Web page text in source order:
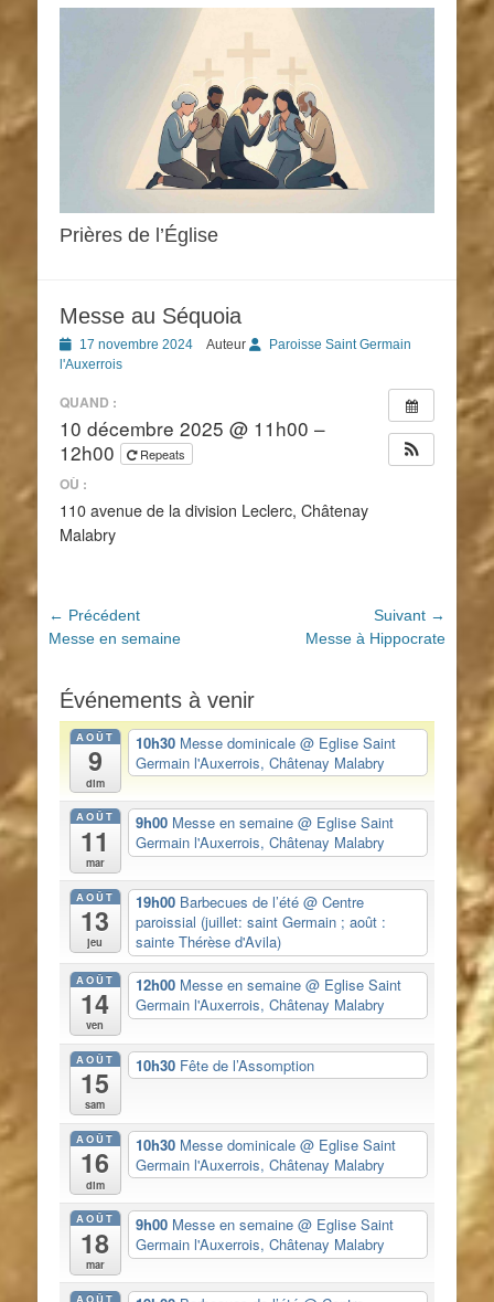
Prières de l’Église
Messe au Séquoia
Posted
on
17 novembre 2024 Auteur
Paroisse Saint Germain
l'Auxerrois
QUAND :
10 décembre 2025 @ 11h00 –
12h00
Repeats
OÙ :
110 avenue de la division Leclerc, Châtenay
Malabry
Navigation
de
← Précédent
Article
Messe en semaine
Suivant →
Messe à Hippocrate
Événements à venir
AOÛT
9
dim
10h30 Messe dominicale @ Eglise Saint
Germain l'Auxerrois, Châtenay Malabry
AOÛT
11
mar
9h00 Messe en semaine @ Eglise Saint
Germain l'Auxerrois, Châtenay Malabry
AOÛT
13
jeu
19h00 Barbecues de l’été @ Centre
paroissial (juillet: saint Germain ; août :
sainte Thérèse d'Avila)
AOÛT
14
ven
12h00 Messe en semaine @ Eglise Saint
Germain l'Auxerrois, Châtenay Malabry
AOÛT
15
sam
10h30 Fête de l’Assomption
AOÛT
16
dim
10h30 Messe dominicale @ Eglise Saint
Germain l'Auxerrois, Châtenay Malabry
AOÛT
18
mar
9h00 Messe en semaine @ Eglise Saint
Germain l'Auxerrois, Châtenay Malabry
AOÛT